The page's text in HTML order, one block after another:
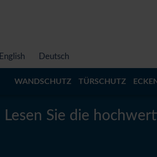
English Deutsch
WANDSCHUTZ TÜRSCHUTZ
Lesen Sie die